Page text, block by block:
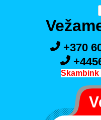
+370
Skambink